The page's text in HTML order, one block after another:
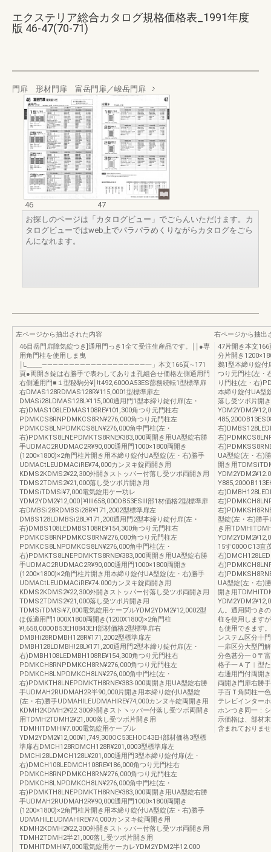
エクステリア総合カタログ規格価格表_1991年度
版 46-47(70-71)
門扉 形材門扉 富岳門扉／峻岳門扉
46
47
お探しのページは「カタログビュー」でごらんいただけます。カ
タログビューではweb上でパラパラめくりながらカタログをごら
んになれます。
左ページから抽出された内容
46目岳門扉障気錠つき]通用門っき1全て受注生産品です。￨￨●専
用角門柱を使用しま曳
￨L_____―――――――――――――――――――一」本文166頁∼171
頁●両開き錠は右勝手で表わしてありま孔組合せ価格左側通用門
右側通用門■１型秘駒分¥￨!t492,600OA53ES蔀務続転1型標準扉
右DMAS128RDMAS128R¥115,0001型標準扉左
DMASi28LDMAS128L¥115,000通用門1型本締り錠付扉(左・
右)DMAS108LEDMAS108RE¥101,300角つり元門柱右
PDMKCS8RNPDMKCS8RN¥276,000角つり元門柱左
PDMKCS8LNPDMKCS8LN¥276,000角中門柱(左・
右)PDMKTS8LNEPDMKTS8RNE¥383,000両開き用UA型錠右勝
手UDMAC2RUDMAC2R¥90,000通用門1000×1800両開き
(1200×1800)×2角門柱片開き用本締り錠付UA型錠(左・右)勝手
UDMACtLEUDMACiRE¥74,000カンヌキ錠両開き用
KDMS2KDMS2¥22,300外開きストッパー付落し受ツポ両開き用
TDMS2TDMS2¥21,000落し受ツボ片開き用
TDMSiTDMSi¥7,000電気錠用ケー功レ
YDM2YDM2¥12,000￨¥IⅢ658,000OB53ESⅢ部1材価格2型標準扉
右DMBSi28RDMBSi28R¥171,2002型標準扉左
DMBS128LDMBSi28L¥171,200通用門2型本締り錠付扉(左・
右)DMBS108LEDMBS108RE¥154,300角つり元門柱右
PDMKCS8RNPDMKCS8RN¥276,000角つり元門柱左
PDMKCS8LNPDMKCS8LN¥276,000角中門柱(左・
右)PDMKTS8LNEPDMKTS8RNE¥383,000両開き用UA型錠右勝
手UDMAC2RUDMAC2R¥90,000通用門1000×1800両開き
(1200×1800)×2角門柱片開き用本締り錠付UA型錠(左・右)勝手
UDMACtLEUDMACiRE¥74.000カンヌキ錠両開き用
KDMS2KDMS2¥22,300外開きストッパー付落し受ツポ両開き用
TDMS2TDMS2¥21,000落し受ツポ片開き用
TDMSiTDMSi¥7,000電気錠用ケーブルYDM2YDM2¥12,0002型
ほ係適用門1000X1800両開き(1200X1800)×2角門柱
¥!,658,000OB53EH0843EH部材価格2型標準扉右
DMBHi28RDMBH128R¥171,2002型標準扉左
DMBH128LDMBH!28L¥171,200通用門2型本締り錠付扉(左・
右)DMBH108LEDMBH108RE¥154,300角つり元門柱右
PDMKCH8RNPDMKCH8RN¥276,000角つり元門柱左
PDMKCH8LNPDMKCH8LN¥276,000角中門柱(左・
右)PDMKTH8LNEPDMKTH8RNE¥383‐000両開き用UA型錠右勝
手UDMAH2RUDMAH2R半90,000片開き用本締り錠付UA型錠
(左・右)勝手UDMAHlLEUDMAHIRE¥74,000カンヌキ錠両開き用
KDMH2KDMH2¥22.300外開きストヽッパー付落し受ツボ両開き
用TDMH2TDMH2¥21,000落し受ツボ片開き用
TDMHlTDMHl¥7.000電気錠用ケーブル
YDM2YDM2¥12,000¥1,749,300OC53EHOC43EH部材価格3型標
準扉右DMCH128RDMCH128R¥201,0003型標準扉左
DMCHi28LDMCH128L¥201,000通用門3型本締り錠付扉(左・
右)DMCH108LEDMCH108RE¥186,000角つり元門柱右
PDMKCH8RNPDMKCH8RN¥276,000角つり元門柱左
PDMKCH8LNPDMKCH8LN¥276,000角中門柱(左・
右)PDMKTH8LNEPDMKTH8RNE¥383,000両開き用UA型錠右勝
手UDMAH2RUDMAH2R¥90,000通用門1000×1800両開き
(1200×1800)×2角門柱片開き用本締り錠付UA型錠(左・右)勝手
UDMAHlLEUDMAHlRE¥74,000カンヌキ錠両開き用
KDMH2KDMH2¥22,300外開きストッパー付落し受ツボ両開き用
TDMH2TDMH2半21,000落し受ツボ片開き用
TDMHlTDMHi¥7,000電気錠用ケーカレYDM2YDM2半12.000
右ページから抽出
47片開き本文
分片開き
鵜1型本締り錠付
つり元門柱(左・
り門柱(左・右
本締り錠付UA型
落し受ツボ片開
右
右
右
UA型錠(左・右)
開き用
右
右
右
型錠(左・右)勝手
き用
15す000OC13直
右
右
右
UA型錠(左・右)
開き用
ん。通用問つき
柱を使用します
も使用できます
ンステム区分十
一扉区分大型門
分色甚分一０〒
格子一Ａ了︱型
右通用門付両開
両開き門扉右勝
手百Ｔ角問柱一
テレビインター
ホンつき同一⋮
示価格は、部材
含まれておりま